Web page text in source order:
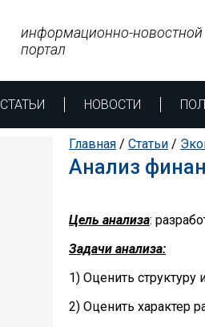
СТАТЬИ НОВОСТИ
информационно-новостной
портал
Главная / Статьи /
Анализ
Цель анализа:
Задачи анализа:
1) Оценить структуру
2) Оценить характер